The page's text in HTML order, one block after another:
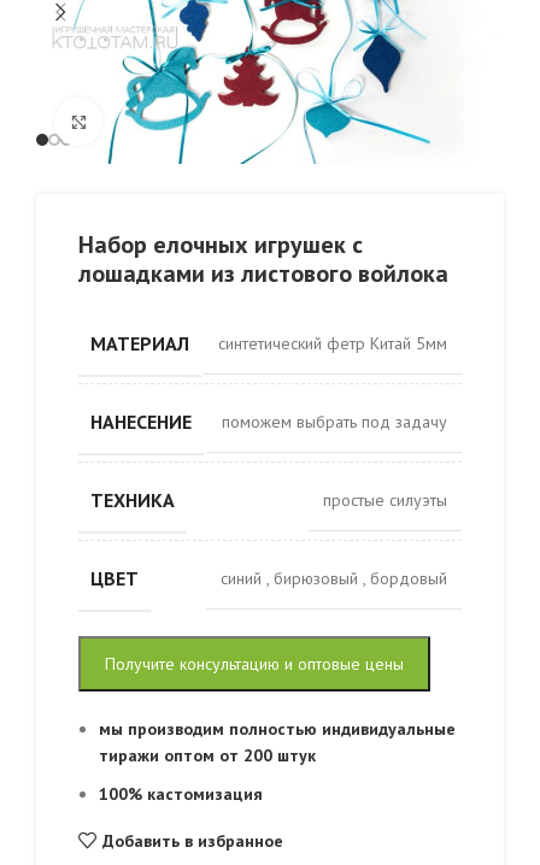
Click to enlarge
Набор елочных игрушек с
лошадками из листового войлока
МАТЕРИАЛ синтетический фетр Китай 5мм
НАНЕСЕНИЕ поможем выбрать под задачу
ТЕХНИКА простые силуэты
ЦВЕТ cиний , бирюзовый , бордовый
Получите консультацию и оптовые цены
мы производим полностью индивидуальные
тиражи оптом от 200 штук
100% кастомизация
Добавить в избранное